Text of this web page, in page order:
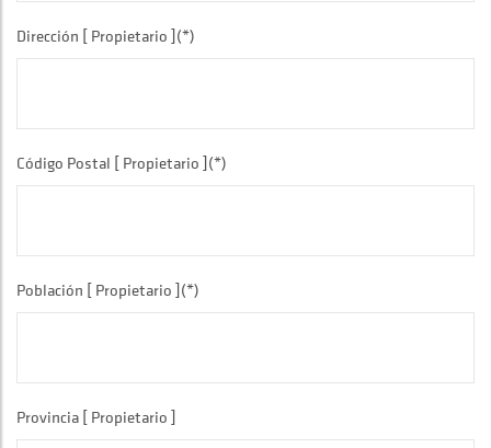
Dirección [ Propietario ](*)
Código Postal [ Propietario ](*)
Población [ Propietario ](*)
Provincia [ Propietario ]